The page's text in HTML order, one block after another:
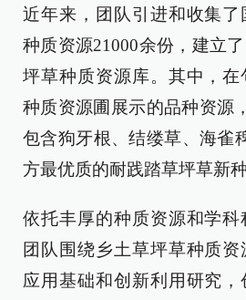
近年来，团队引进和收集
种质资源21000余份，建立
坪草种质资源库。其中，
种质资源圃展示的品种资源
包含狗牙根、结缕草、海雀
方最优质的耐践踏草坪草新
依托丰厚的种质资源和学
团队围绕乡土草坪草种质
应用基础和创新利用研究